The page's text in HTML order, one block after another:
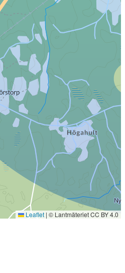
Leaflet | © Lantmäteriet CC BY 4.0